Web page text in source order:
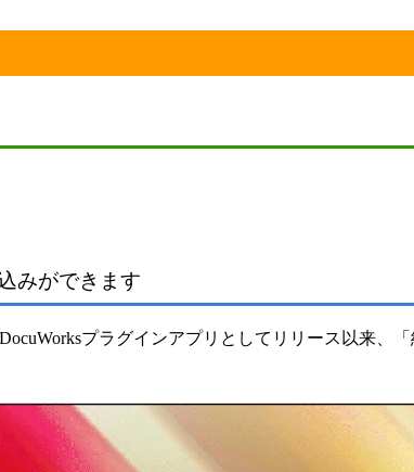
みができます
プラグインアプリとしてリリース以来、